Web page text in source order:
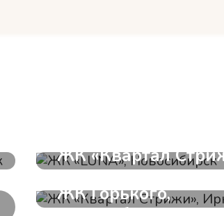
ЖК «Квартал
Иркутск
ЖК Горького,